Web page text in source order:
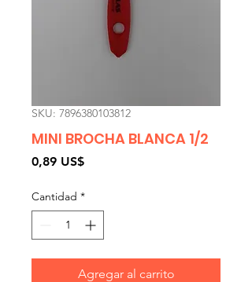
SKU: 7896380103812
MINI BROCHA BLANCA 1/2
0,89 US$Precio
Cantidad *
Agregar al carrito